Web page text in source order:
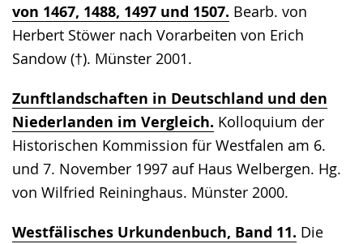
von 1467, 1488, 1497 und 1507. Bearb. von
Herbert Stöwer nach Vorarbeiten von Erich
Sandow (†). Münster 2001.
Zunftlandschaften in Deutschland und den
Niederlanden im Vergleich. Kolloquium der
Historischen Kommission für Westfalen am 6.
und 7. November 1997 auf Haus Welbergen. Hg.
von Wilfried Reininghaus. Münster 2000.
Westfälisches Urkundenbuch, Band 11. Die